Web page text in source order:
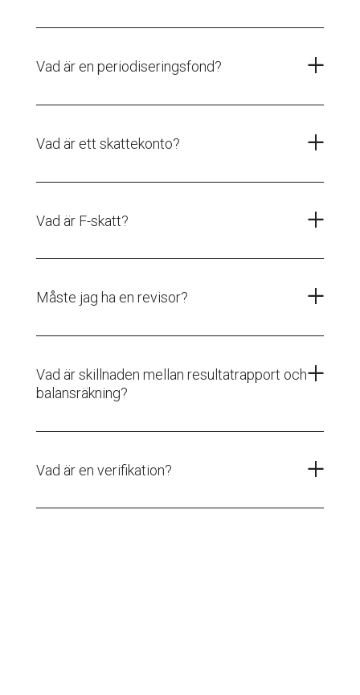
Vad är en periodiseringsfond?
Vad är ett skattekonto?
Vad är F-skatt?
Måste jag ha en revisor?
Vad är skillnaden mellan resultatrapport och
balansräkning?
Vad är en verifikation?